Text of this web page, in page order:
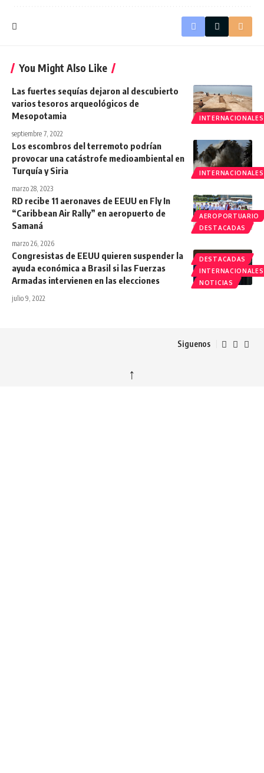
You Might Also Like
INTERNACIONALES
Las fuertes sequías dejaron al descubierto
varios tesoros arqueológicos de
Mesopotamia
septiembre 7, 2022
INTERNACIONALES
Los escombros del terremoto podrían
provocar una catástrofe medioambiental en
Turquía y Siria
marzo 28, 2023
AEROPORTUARIO
DESTACADAS
RD recibe 11 aeronaves de EEUU en Fly In
“Caribbean Air Rally” en aeropuerto de
Samaná
marzo 26, 2026
DESTACADAS
INTERNACIONALES
NOTICIAS
Congresistas de EEUU quieren suspender la
ayuda económica a Brasil si las Fuerzas
Armadas intervienen en las elecciones
julio 9, 2022
Siguenos
↑